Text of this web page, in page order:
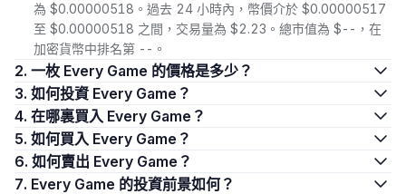
為 $0.00000518。過去 24 小時內，幣價介於 $0.00000517
至 $0.00000518 之間，交易量為 $2.23。總市值為 $--，在
加密貨幣中排名第 --。
2. 一枚 Every Game 的價格是多少？
3. 如何投資 Every Game？
4. 在哪裏買入 Every Game？
5. 如何買入 Every Game？
6. 如何賣出 Every Game？
7. Every Game 的投資前景如何？